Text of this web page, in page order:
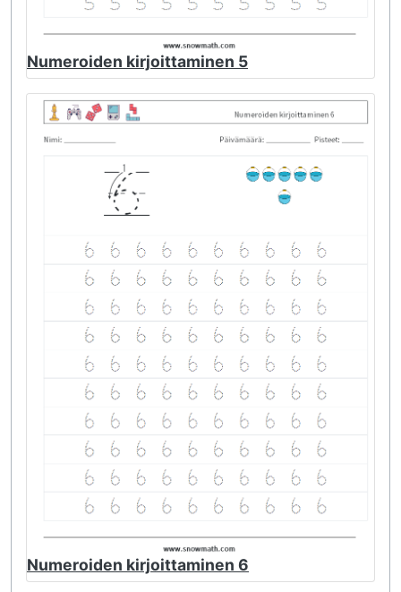
Numeroiden kirjoittaminen 5
Numeroiden kirjoittaminen 6